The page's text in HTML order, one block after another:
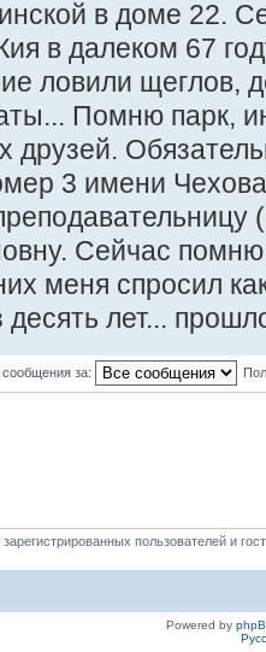
в доме 22.
в далеком 67
ловили щеглов,
Помню парк,
друзей.
3 имени
Сейчас
меня спросил
лет...
сообщения за:
пользователей и
Powered by